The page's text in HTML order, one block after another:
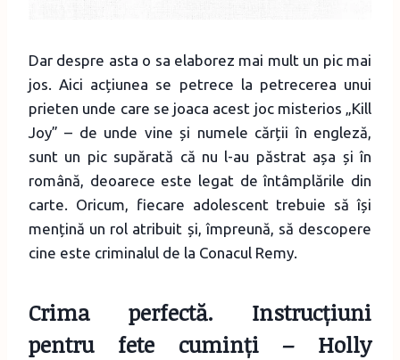
Dar despre asta o sa elaborez mai mult un pic mai
jos. Aici acțiunea se petrece la petrecerea unui
prieten unde care se joaca acest joc misterios „Kill
Joy” – de unde vine și numele cărții în engleză,
sunt un pic supărată că nu l-au păstrat așa și în
română, deoarece este legat de întâmplările din
carte. Oricum, fiecare adolescent trebuie să își
mențină un rol atribuit și, împreună, să descopere
cine este criminalul de la Conacul Remy.
Crima perfectă. Instrucțiuni
pentru fete cuminți– Holly